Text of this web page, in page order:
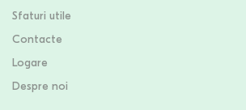
Sfaturi utile
Contacte
Logare
Despre noi